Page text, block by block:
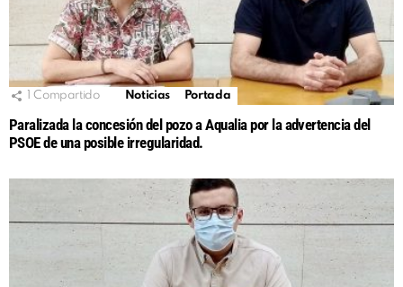
Compartido Noticias Portada
Paralizada la concesión del pozo a Aqualia por la advertencia del
PSOE de una posible irregularidad.